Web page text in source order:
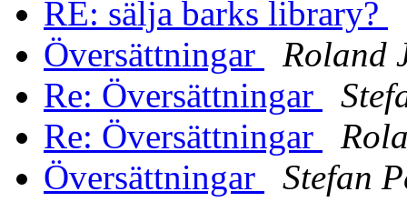
RE: sälja barks library?
Översättningar
Roland
Re: Översättningar
Re: Översättningar
Översättningar
Stefan